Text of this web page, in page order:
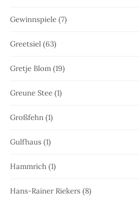
Gewinnspiele (7)
Greetsiel (63)
Gretje Blom (19)
Greune Stee (1)
Großfehn (1)
Gulfhaus (1)
Hammrich (1)
Hans-Rainer Riekers (8)